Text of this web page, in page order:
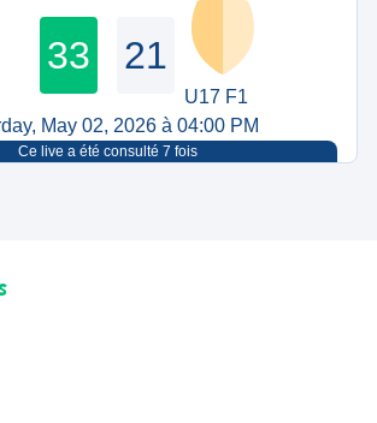
33 21
U17 F1
May 02, 2026 à 04:00 PM
Ce live a été consulté 7 fois